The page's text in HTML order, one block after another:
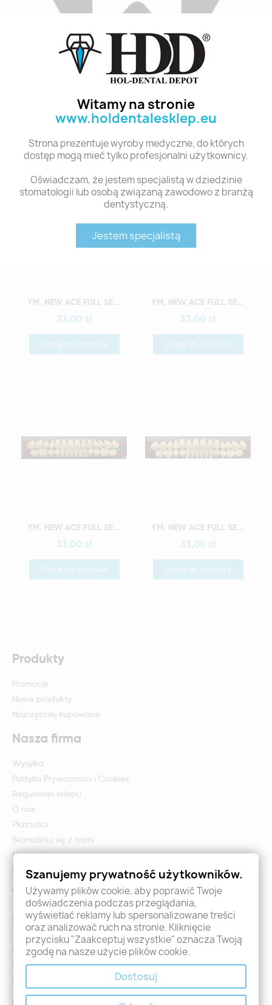
Witamy na stronie
www.holdentalesklep.eu
Strona prezentuje wyroby medyczne, do których
dostęp mogą mieć tylko profesjonalni użytkownicy.
Oświadczam, że jestem specjalistą w dziedzinie
stomatologii lub osobą związaną zawodowo z branżą
dentystyczną.
Jestem specjalistą
A1 T6 28
Polecane produkty z tej kategorii
Szybki podgląd YM. NEW ACE FULL SET - AKRYLOWE ZĘBY SZTUCZNE - A1-O2
33,00 zł
Dodaj do koszyka
Szybki podgląd YM. NEW ACE FULL SET - AKRYLOWE ZĘBY SZTUCZNE - A1-O3
33,00 zł
Dodaj do koszyka
Szybki podgląd YM. NEW ACE FULL SET - AKRYLOWE ZĘBY SZTUCZNE - A1-O4
33,00 zł
Dodaj do koszyka
Szybki podgląd YM. NEW ACE FULL SET - AKRYLOWE ZĘBY SZTUCZNE - A1-O5
33,00 zł
Dodaj do koszyka
Produkty
Promocje
Nowe produkty
Najczęściej kupowane
Nasza firma
Wysyłka
Polityka Prywatności i Cookies
Regulamin sklepu
O nas
Płatności
Skontaktuj się z nami
Mapa strony
Formularz zwrotu i reklamacji
Twoje konto
Logowanie
Załóż konto - Rejestracja
Moje zamówienia
Promocje
Nowości
Szanujemy prywatność użytkowników.
Używamy plików cookie, aby poprawić Twoje
doświadczenia podczas przeglądania,
wyświetlać reklamy lub spersonalizowane treści
oraz analizować ruch na stronie. Kliknięcie
przycisku "Zaakceptuj wszystkie" oznacza Twoją
zgodę na nasze użycie plików cookie.
Dostosuj